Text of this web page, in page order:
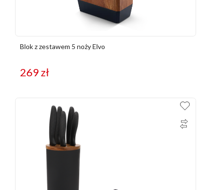
Blok z zestawem 5 noży Elvo
269zł